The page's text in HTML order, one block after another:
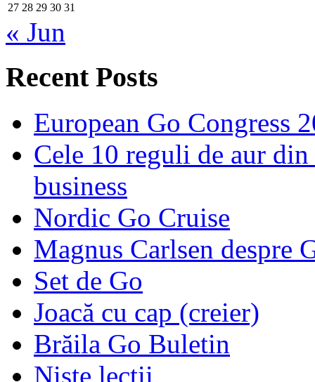
27 28 29 30 31
« Jun
Recent Posts
European Go Congress
Cele 10 reguli de aur
business
Nordic Go Cruise
Magnus Carlsen despre
Set de Go
Joacă cu cap (creier)
Brăila Go Buletin
Niște lecții